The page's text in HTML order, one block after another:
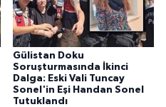
Gülistan Doku
Soruşturmasında İkinci
Dalga: Eski Vali Tuncay
Sonel'in Eşi Handan Sonel
Tutuklandı